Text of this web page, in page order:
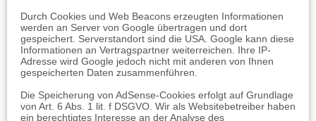
Durch Cookies und Web Beacons erzeugten Informationen
werden an Server von Google übertragen und dort
gespeichert. Serverstandort sind die USA. Google kann diese
Informationen an Vertragspartner weiterreichen. Ihre IP-
Adresse wird Google jedoch nicht mit anderen von Ihnen
gespeicherten Daten zusammenführen.
Die Speicherung von AdSense-Cookies erfolgt auf Grundlage
von Art. 6 Abs. 1 lit. f DSGVO. Wir als Websitebetreiber haben
ein berechtigtes Interesse an der Analyse des